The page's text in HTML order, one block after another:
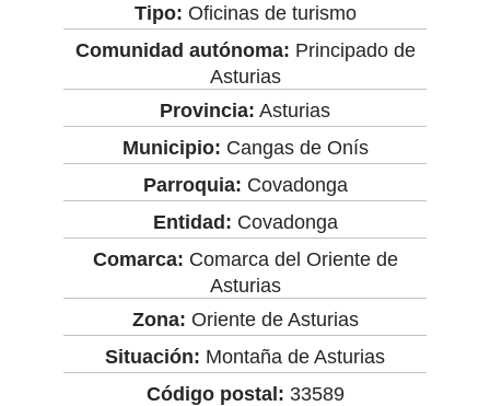
Tipo: Oficinas de turismo
Comunidad autónoma: Principado de
Asturias
Provincia: Asturias
Municipio: Cangas de Onís
Parroquia: Covadonga
Entidad: Covadonga
Comarca: Comarca del Oriente de
Asturias
Zona: Oriente de Asturias
Situación: Montaña de Asturias
Código postal: 33589